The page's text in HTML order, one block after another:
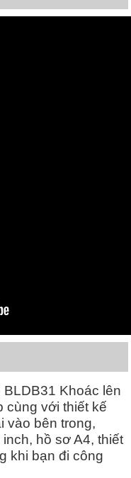
Khoác lên
cùng với thiết kế
vào bên trong,
hồ sơ A4, thiết
khi bạn đi công